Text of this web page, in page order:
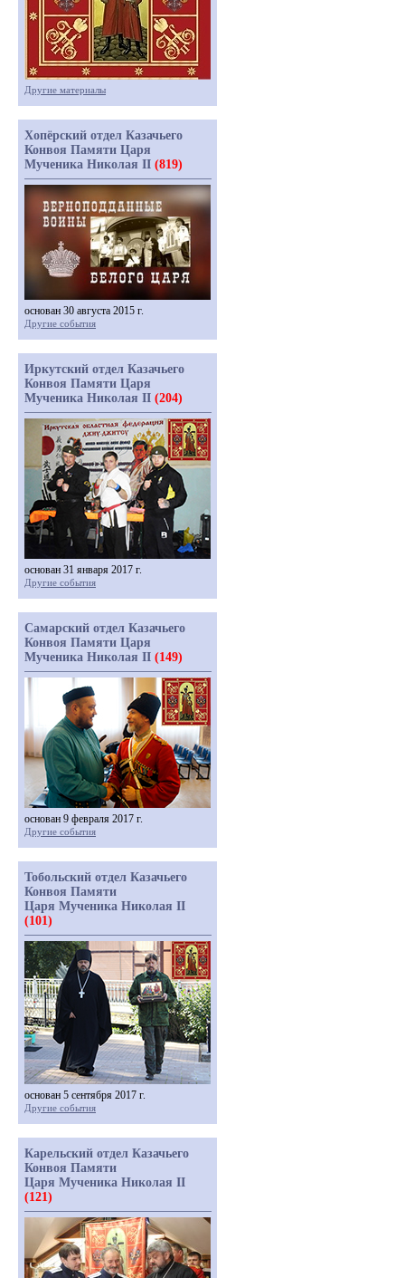
Другие материалы
Хопёрский отдел Казачьего
Конвоя Памяти Царя
Мученика Николая II (819)
основан 30 августа 2015 г.
Другие события
Иркутский отдел Казачьего
Конвоя Памяти Царя
Мученика Николая II (204)
основан 31 января 2017 г.
Другие события
Самарский отдел Казачьего
Конвоя Памяти Царя
Мученика Николая II (149)
основан 9 февраля 2017 г.
Другие события
Тобольский отдел Казачьего
Конвоя Памяти
Царя Мученика Николая II
(101)
основан 5 сентября 2017 г.
Другие события
Карельский отдел Казачьего
Конвоя Памяти
Царя Мученика Николая II
(121)